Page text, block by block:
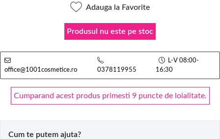
Adauga la Favorite
Produsul nu este pe stoc
office@1001cosmetice.ro 0378119955
L-V 08:00-
16:30
Cumparand acest produs primesti 9 puncte de loialitate.
Cum te putem ajuta?